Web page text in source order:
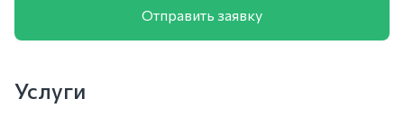
Отправить заявку
Услуги